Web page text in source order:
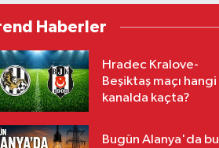
Haberler
Hradec Kralove-
Beşiktaş maçı hangi
kanalda kaçta?
Bugün Alanya'da bu